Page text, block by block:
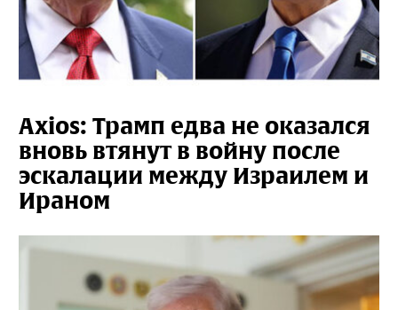
Axios: Трамп едва не оказался
вновь втянут в войну после
эскалации между Израилем и
Ираном